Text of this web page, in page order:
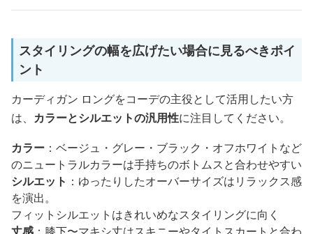
スタイリングの幅を広げたい場合に見るべきポイ
ント
カーディガン ロングをコーデの主役として活用したい方
は、 カラーとシルエットの汎用性に注目してください。
カラー ：ベージュ・グレー・ブラック・オフホワイトなど
のニュートラルカラーは手持ちのボトムスと合わせやすい
シルエット ：ゆったりしたオーバーサイズはリラックス感
を演出。
フィットシルエットはきれいめなスタイリングに向く